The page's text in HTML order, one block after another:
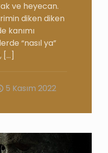
ve heyecan.
diken diken
kanımı
“nasıl ya”
[…]
5 Kasım 2022